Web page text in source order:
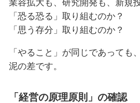
業容拡大も、研究開発も、新規
「恐る恐る」取り組むのか？
「思う存分」取り組むのか？
「やること」が同じであっても
泥の差です。
「経営の原理原則」の確認